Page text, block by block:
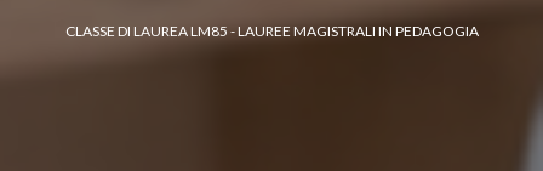
CLASSE DI LAUREA LM85 - LAUREE MAGISTRALI IN PEDAGOGIA